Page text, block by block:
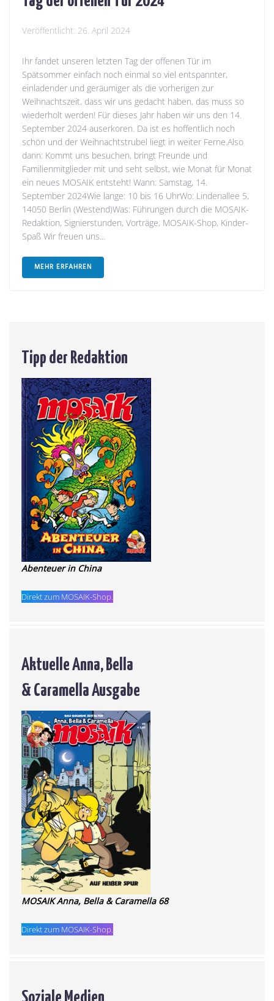
Veröffentlicht: 26. April 2024
Ihr fandet unseren letzten Tag der offenen Tür im
Spätsommer einfach noch einmal so viel entspannter,
einladender und geräumiger als die vorherigen zur
Weihnachtszeit, dass wir uns gedacht haben, das muss so
wiederholt werden! Für dieses Jahr haben wir uns den 14.
September 2024 auserkoren. Da ist es hoffentlich noch
schön und der Weihnachtstrubel liegt in weiter Ferne.Also
dann: Kommt uns besuchen, bringt Freunde und
Familienmitglieder mit und seht selbst, wie Monat für Monat
ein neues MOSAIK entsteht! Wann: Samstag, 14.
September 2024Wie lange: 10 bis 16 UhrWo: Lindenallee 5,
14050 Berlin (Westend)Was: Führungen durch die MOSAIK-
Redaktion, Signierstunden, Vorträge, MOSAIK-Shop, Kinder-
Spaß Wir freuen uns...
MEHR ERFAHREN
Tipp der Redaktion
Abenteuer in China
Direkt zum MOSAIK-Shop.
Aktuelle Anna, Bella
& Caramella Ausgabe
MOSAIK Anna, Bella & Caramella 68
Direkt zum MOSAIK-Shop.
Soziale Medien